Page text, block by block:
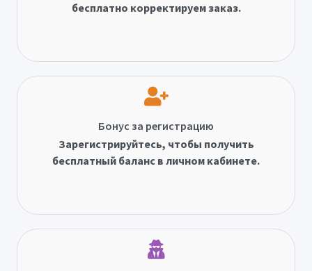
бесплатно корректируем заказ.
Бонус за регистрацию
Зарегистрируйтесь, чтобы получить
бесплатный баланс в личном кабинете.